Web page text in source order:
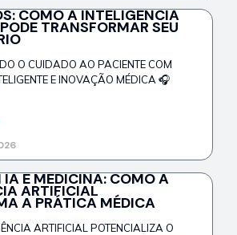
COMO A INTELIGÊNCIA
TRANSFORMAR SEU
O CUIDADO AO PACIENTE COM
E INOVAÇÃO MÉDICA 🎧
IA E MEDICINA: COMO A
ARTIFICIAL
A PRÁTICA MÉDICA
ARTIFICIAL POTENCIALIZA O